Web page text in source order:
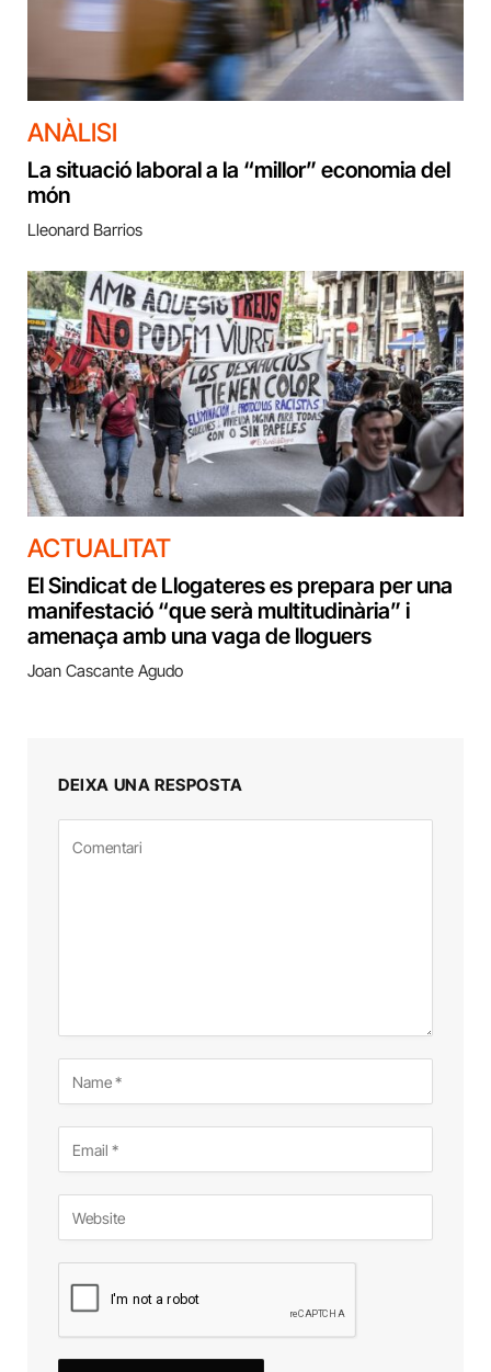
ANÀLISI
La situació laboral a la “millor” economia del
món
Lleonard Barrios
ACTUALITAT
El Sindicat de Llogateres es prepara per una
manifestació “que serà multitudinària” i
amenaça amb una vaga de lloguers
Joan Cascante Agudo
DEIXA UNA RESPOSTA